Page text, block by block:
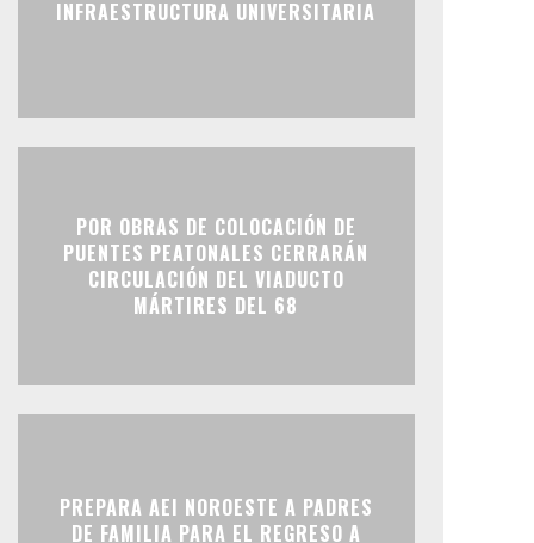
INFRAESTRUCTURA UNIVERSITARIA
POR OBRAS DE COLOCACIÓN DE
PUENTES PEATONALES CERRARÁN
CIRCULACIÓN DEL VIADUCTO
MÁRTIRES DEL 68
PREPARA AEI NOROESTE A PADRES
DE FAMILIA PARA EL REGRESO A